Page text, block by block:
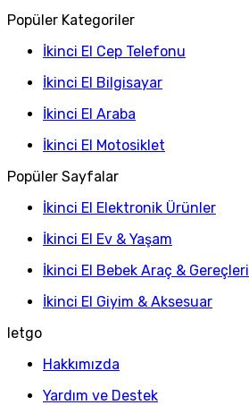
Popüler Kategoriler
İkinci El Cep Telefonu
İkinci El Bilgisayar
İkinci El Araba
İkinci El Motosiklet
Popüler Sayfalar
İkinci El Elektronik Ürünler
İkinci El Ev & Yaşam
İkinci El Bebek Araç & Gereçleri
İkinci El Giyim & Aksesuar
letgo
Hakkımızda
Yardım ve Destek